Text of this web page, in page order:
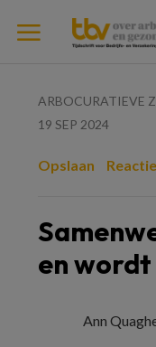
ARBOCURATIEVE
19 SEP 2024
Opslaan
en
Ann